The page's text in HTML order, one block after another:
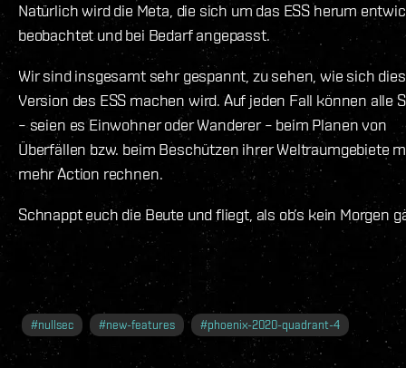
Natürlich wird die Meta, die sich um das ESS herum
beobachtet und bei Bedarf angepasst.
Wir sind insgesamt sehr gespannt, zu sehen, wie sich
Version des ESS machen wird. Auf jeden Fall können alle
– seien es Einwohner oder Wanderer – beim Planen von
Überfällen bzw. beim Beschützen ihrer Weltraumgebiete
mehr Action rechnen.
Schnappt euch die Beute und fliegt, als ob’s kein Morgen
#nullsec #new-features #phoenix-2020-quadrant-4